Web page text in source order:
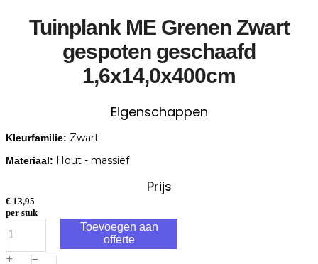
Tuinplank ME Grenen Zwart
gespoten geschaafd
1,6x14,0x400cm
Eigenschappen
Kleurfamilie: Zwart
Materiaal: Hout - massief
Prijs
€ 13,95
per stuk
ME
Grenen
Toevoegen aan
offerte